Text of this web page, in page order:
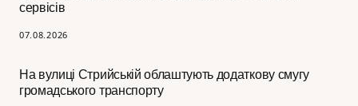
сервісів
07.08.2026
На вулиці Стрийській облаштують додаткову смугу
громадського транспорту